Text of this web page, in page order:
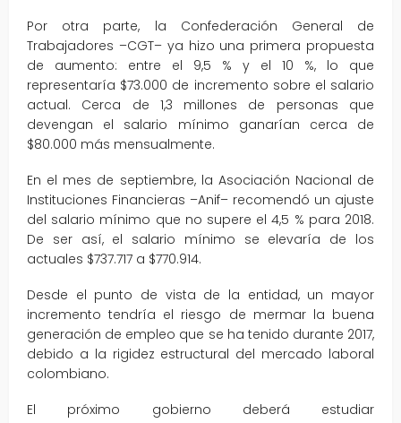
Por otra parte, la Confederación General de
Trabajadores –CGT– ya hizo una primera propuesta
de aumento: entre el 9,5 % y el 10 %, lo que
representaría $73.000 de incremento sobre el salario
actual. Cerca de 1,3 millones de personas que
devengan el salario mínimo ganarían cerca de
$80.000 más mensualmente.
En el mes de septiembre, la Asociación Nacional de
Instituciones Financieras –Anif– recomendó un ajuste
del salario mínimo que no supere el 4,5 % para 2018.
De ser así, el salario mínimo se elevaría de los
actuales $737.717 a $770.914.
Desde el punto de vista de la entidad, un mayor
incremento tendría el riesgo de mermar la buena
generación de empleo que se ha tenido durante 2017,
debido a la rigidez estructural del mercado laboral
colombiano.
El próximo gobierno deberá estudiar